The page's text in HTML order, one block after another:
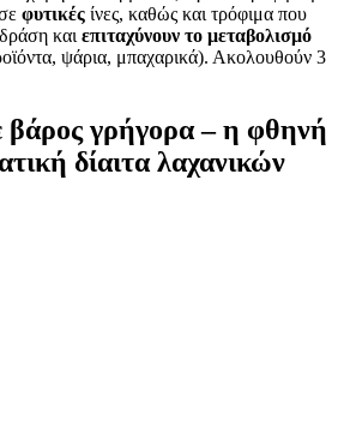
φυτικές ίνες, καθώς και τρόφιμα που
δράση και επιταχύνουν το μεταβολισμό
ψάρια, μπαχαρικά). Ακολουθούν 3
βάρος γρήγορα – η φθηνή
δίαιτα λαχανικών